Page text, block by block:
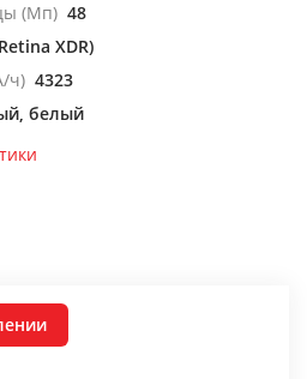
(Мп) 48
XDR)
ч) 4323
белый